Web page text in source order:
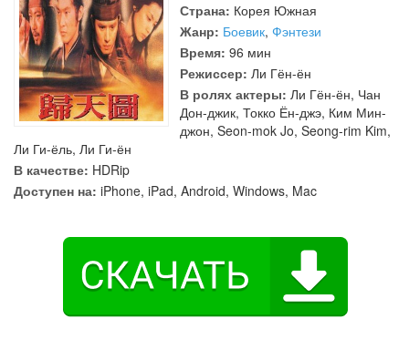
Страна: Корея Южная
Жанр: Боевик, Фэнтези
Время: 96 мин
Режиссер: Ли Гён-ён
В ролях актеры: Ли Гён-ён, Чан
Дон-джик, Токко Ён-джэ, Ким Мин-
джон, Seon-mok Jo, Seong-rim Kim,
Ли Ги-ёль, Ли Ги-ён
В качестве: HDRip
Доступен на: iPhone, iPad, Android, Windows, Mac